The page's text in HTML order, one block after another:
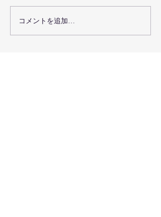
高田ねぶた「こどもねぶ
た」にCCF和紙が採用さ
コメントを追加…